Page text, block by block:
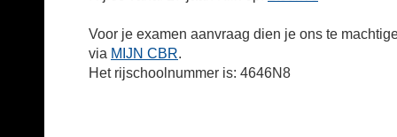
Voor je examen aanvraag dien je ons te
via MIJN CBR.
Het rijschoolnummer is: 4646N8